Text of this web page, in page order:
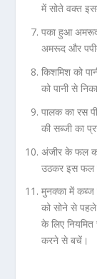
में सोते वक्त
पका हुआ अमरूद
अमरूद और
किशमिश को
को पानी से
पालक का रस
की सब्‍जी का
अंजीर के फल
उठकर इस फल
मुनक्का में कब्ज
को सोने से
के लिए नियमित
करने से बचें।